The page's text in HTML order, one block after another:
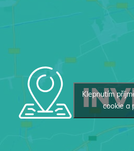
Klepnutím
cookie a